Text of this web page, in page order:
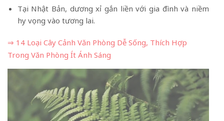
Tại Nhật Bản, dương xỉ gắn liền với gia đình và niềm
hy vọng vào tương lai.
⇒ 14 Loại Cây Cảnh Văn Phòng Dễ Sống, Thích Hợp
Trong Văn Phòng Ít Ánh Sáng